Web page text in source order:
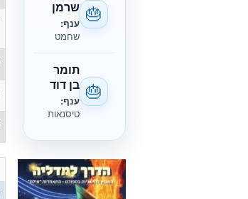
🎂 שרמן
ענף:
שחמט
🎂
תומר
בן דוד
ענף:
טיסנאות